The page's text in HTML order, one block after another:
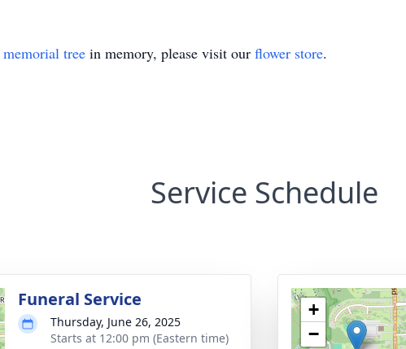
memorial tree in memory, please visit our flower store.
Service Schedule
Funeral Service
Thursday, June 26, 2025
Starts at 12:00 pm (Eastern time)
+
−